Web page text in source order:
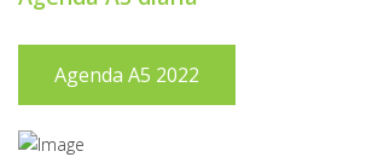
Agenda A5 2022